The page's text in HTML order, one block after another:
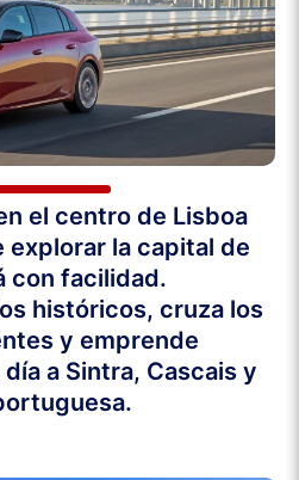
el centro de Lisboa
la capital de
con facilidad.
históricos, cruza los
y emprende
a Sintra, Cascais y